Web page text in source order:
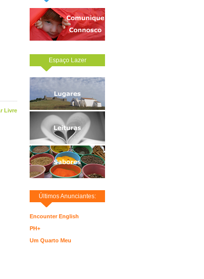
Espaço Lazer
Últimos Anunciantes:
Encounter English
PH+
Um Quarto Meu
Livre